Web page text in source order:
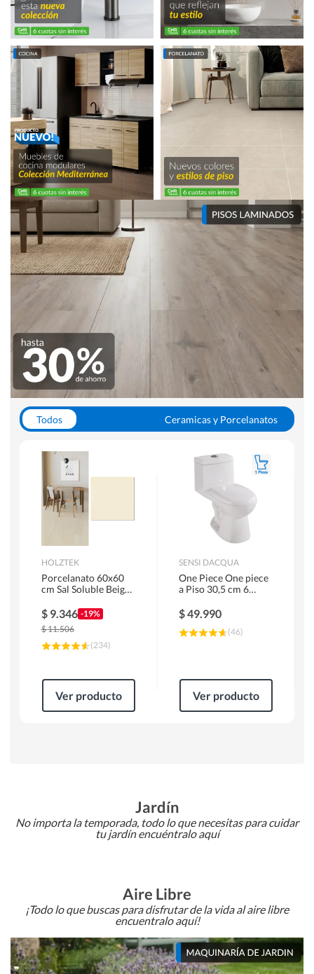
Todos
Ceramicas y Porcelanatos
WC y Sanitarios
Pisos Flotantes y Laminados
Pinturas
HOLZTEK
Porcelanato 60x60
cm Sal Soluble Beige
$ 9.346 -19%
$11.506
(234)
Ver producto
SENSI DACQUA
One Piece One piece
a Piso 30,5 cm 6
$49.990
(46)
Ver producto
Jardín
No importa la temporada, todo lo que necesitas para cuidar
tu jardín encuéntralo aquí
Aire Libre
¡Todo lo que buscas para disfrutar de la vida al aire libre
encuentralo aquí!